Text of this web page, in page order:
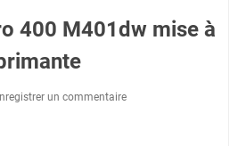
400 M401dw mise à
un commentaire